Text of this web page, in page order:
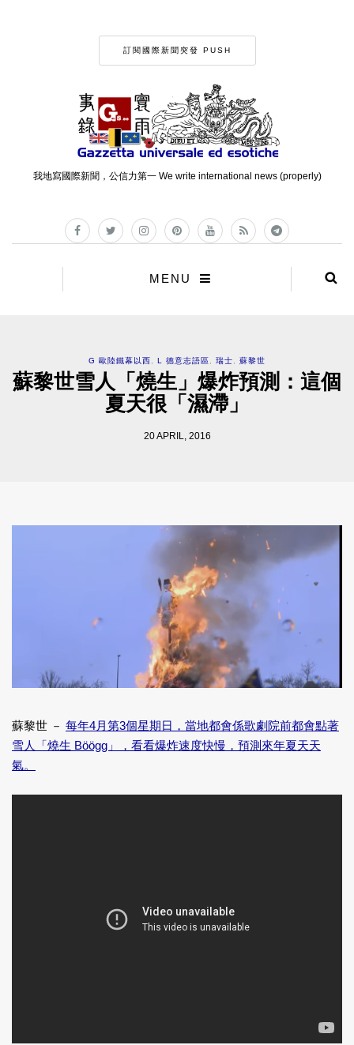
訂閱國際新聞突發 PUSH
我地寫國際新聞，公信力第一 We write international news (properly)
MENU
G 歐陸鐵幕以西 L 德意志語區 瑞士 蘇黎世
蘇黎世雪人「燒生」爆炸預測：這個
夏天很「濕滯」
20 APRIL, 2016
蘇黎世 － 每年4月第3個星期日，當地都會係歌劇院前都會點著
雪人「燒生 Böögg」，看看爆炸速度快慢，預測來年夏天天
氣。